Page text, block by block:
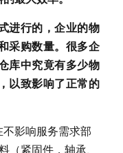
进行的，企业的物
采购数量。很多企
库中究竟有多少物
以致影响了正常的
影响服务需求部
（紧固件，轴承、